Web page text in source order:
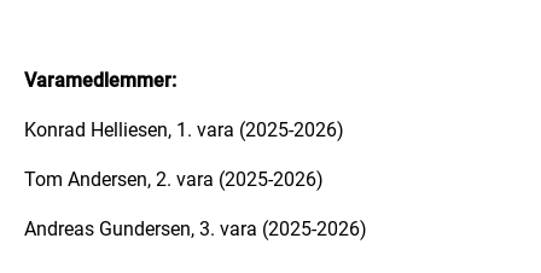
Varamedlemmer:
Konrad Helliesen, 1. vara (2025-2026)
Tom Andersen, 2. vara (2025-2026)
Andreas Gundersen, 3. vara (2025-2026)